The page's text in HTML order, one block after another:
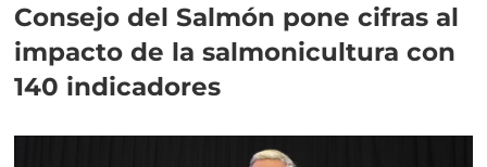
Consejo del Salmón pone cifras al
impacto de la salmonicultura con
140 indicadores